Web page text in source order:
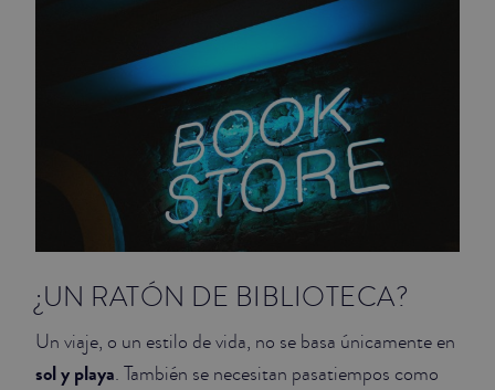
¿UN RATÓN DE BIBLIOTECA?
Un viaje, o un estilo de vida, no se basa únicamente en
sol y playa. También se necesitan pasatiempos como